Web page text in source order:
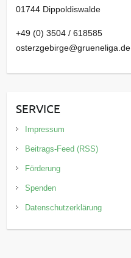
01744 Dippoldiswalde
+49 (0) 3504 / 618585
osterzgebirge@grueneliga.de
SERVICE
Impressum
Beitrags-Feed (RSS)
Förderung
Spenden
Datenschutzerklärung